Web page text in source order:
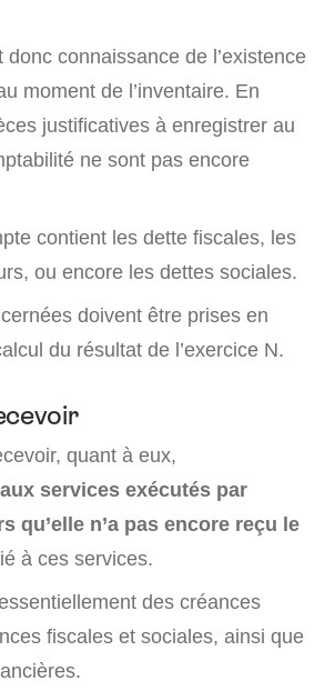
donc connaissance de l’existence
moment de l’inventaire. En
justificatives à enregistrer au
ne sont pas encore
contient les dette fiscales, les
ou encore les dettes sociales.
doivent être prises en
du résultat de l’exercice N.
quant à eux,
services exécutés par
qu’elle n’a pas encore reçu le
à ces services.
des créances
fiscales et sociales, ainsi que